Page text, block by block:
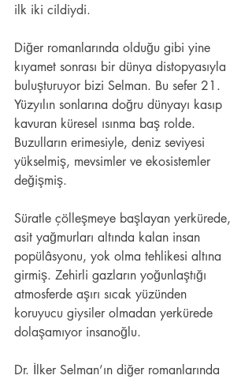
ilk iki cildiydi.
Diğer romanlarında olduğu gibi yine
kıyamet sonrası bir dünya distopyasıyla
buluşturuyor bizi Selman. Bu sefer 21.
Yüzyılın sonlarına doğru dünyayı kasıp
kavuran küresel ısınma baş rolde.
Buzulların erimesiyle, deniz seviyesi
yükselmiş, mevsimler ve ekosistemler
değişmiş.
Süratle çölleşmeye başlayan yerkürede,
asit yağmurları altında kalan insan
popülâsyonu, yok olma tehlikesi altına
girmiş. Zehirli gazların yoğunlaştığı
atmosferde aşırı sıcak yüzünden
koruyucu giysiler olmadan yerkürede
dolaşamıyor insanoğlu.
Dr. İlker Selman’ın diğer romanlarında